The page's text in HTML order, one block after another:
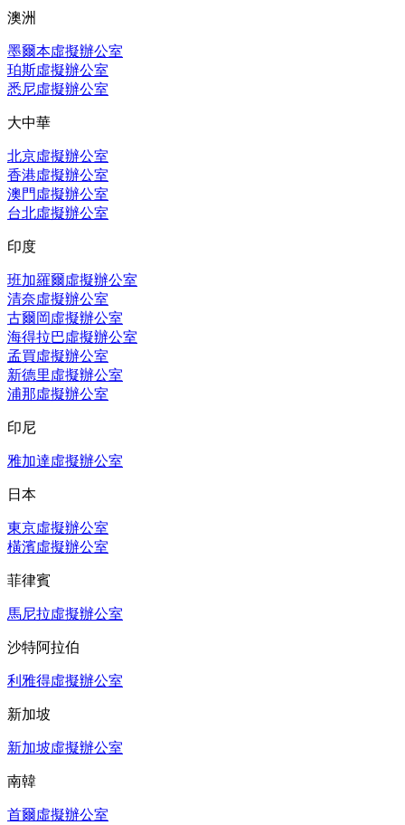
澳洲
墨爾本虛擬辦公室
珀斯虛擬辦公室
悉尼虛擬辦公室
大中華
北京虛擬辦公室
香港虛擬辦公室
澳門虛擬辦公室
台北虛擬辦公室
印度
班加羅爾虛擬辦公室
清奈虛擬辦公室
古爾岡虛擬辦公室
海得拉巴虛擬辦公室
孟買虛擬辦公室
新德里虛擬辦公室
浦那虛擬辦公室
印尼
雅加達虛擬辦公室
日本
東京虛擬辦公室
橫濱虛擬辦公室
菲律賓
馬尼拉虛擬辦公室
沙特阿拉伯
利雅得虛擬辦公室
新加坡
新加坡虛擬辦公室
南韓
首爾虛擬辦公室